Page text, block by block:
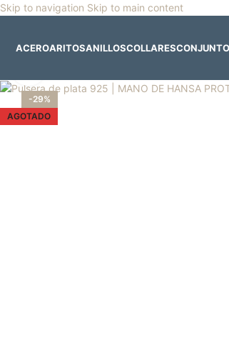
Skip to navigation Skip to main content
ACEROARITOSANILLOSCOLLARES
-29%
AGOTADO